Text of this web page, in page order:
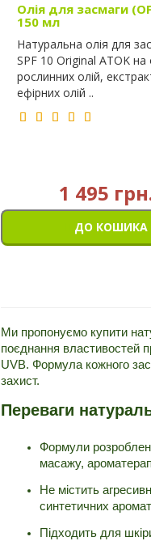
Олія для засмаги
150 мл
Натуральна олія для
SPF 10 Original ATOK на
рослинних олій,
ефірних олій ..
1 495
ДО КОШИКА
Ми пропонуємо купити
поєднання властивостей
UVB. Формула кожного
захист.
Переваги
Формули
масажу,
Не містить
синтетичних
Підходить для